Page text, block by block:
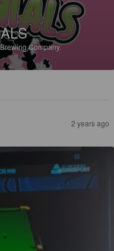
Company.
2 years ago